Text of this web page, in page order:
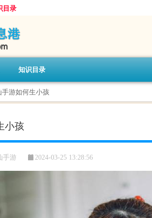
目录
知识目录
手游如何生小孩
小孩
手游 2024-03-25 13:28:56